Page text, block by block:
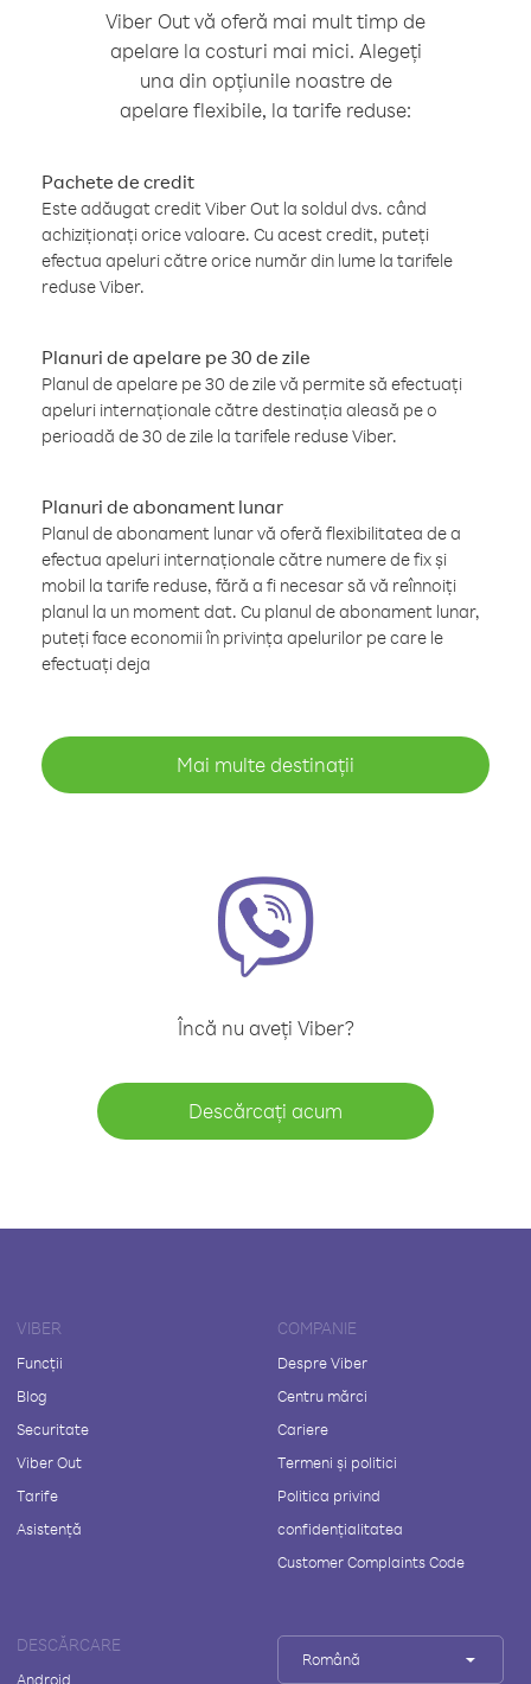
Viber Out vă oferă mai mult timp de
apelare la costuri mai mici. Alegeți
una din opțiunile noastre de
apelare flexibile, la tarife reduse:
Pachete de credit
Este adăugat credit Viber Out la soldul dvs. când
achiziționați orice valoare. Cu acest credit, puteți
efectua apeluri către orice număr din lume la tarifele
reduse Viber.
Planuri de apelare pe 30 de zile
Planul de apelare pe 30 de zile vă permite să efectuați
apeluri internaționale către destinația aleasă pe o
perioadă de 30 de zile la tarifele reduse Viber.
Planuri de abonament lunar
Planul de abonament lunar vă oferă flexibilitatea de a
efectua apeluri internaționale către numere de fix și
mobil la tarife reduse, fără a fi necesar să vă reînnoiți
planul la un moment dat. Cu planul de abonament lunar,
puteți face economii în privința apelurilor pe care le
efectuați deja
Mai multe destinații
Încă nu aveți Viber?
Descărcați acum
VIBER
Funcții
Blog
Securitate
Viber Out
Tarife
Asistență
COMPANIE
Despre Viber
Centru mărci
Cariere
Termeni și politici
Politica privind
confidențialitatea
Customer Complaints Code
DESCĂRCARE
Android
Română